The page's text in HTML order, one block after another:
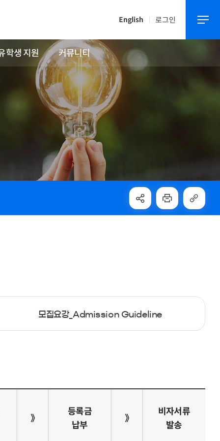
English 로그인
학생 지원 커뮤니티
모집요강_Admission Guideline
》
등록금
납부
》
비자서류
발송